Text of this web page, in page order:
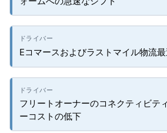
Eコマースおよびラストマイル物流
フリートオーナーのコネクティビテ
ーコストの低下